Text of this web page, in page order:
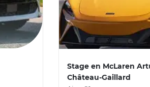
Stage en McLaren
Château-Gaillard